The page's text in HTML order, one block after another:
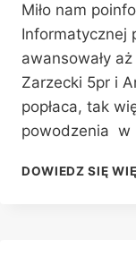
Miło nam
Informatycznej
awansowały
Zarzecki 5pr i
popłaca, tak
powodzenia w
DOWIEDZ SIĘ